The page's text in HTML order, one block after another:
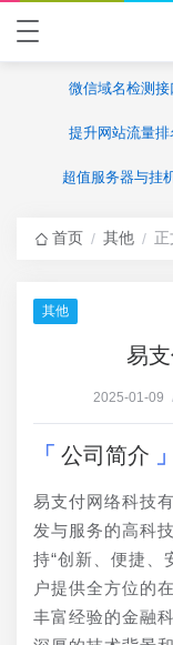
微信域名检测接
提升网站流量排
超值服务器与挂
首页 / 其他 / 正
其他
易
2025-01-09
公司简介
易支付网络科技
发与服务的高科
持“创新、便捷、
户提供全方位的
丰富经验的金融